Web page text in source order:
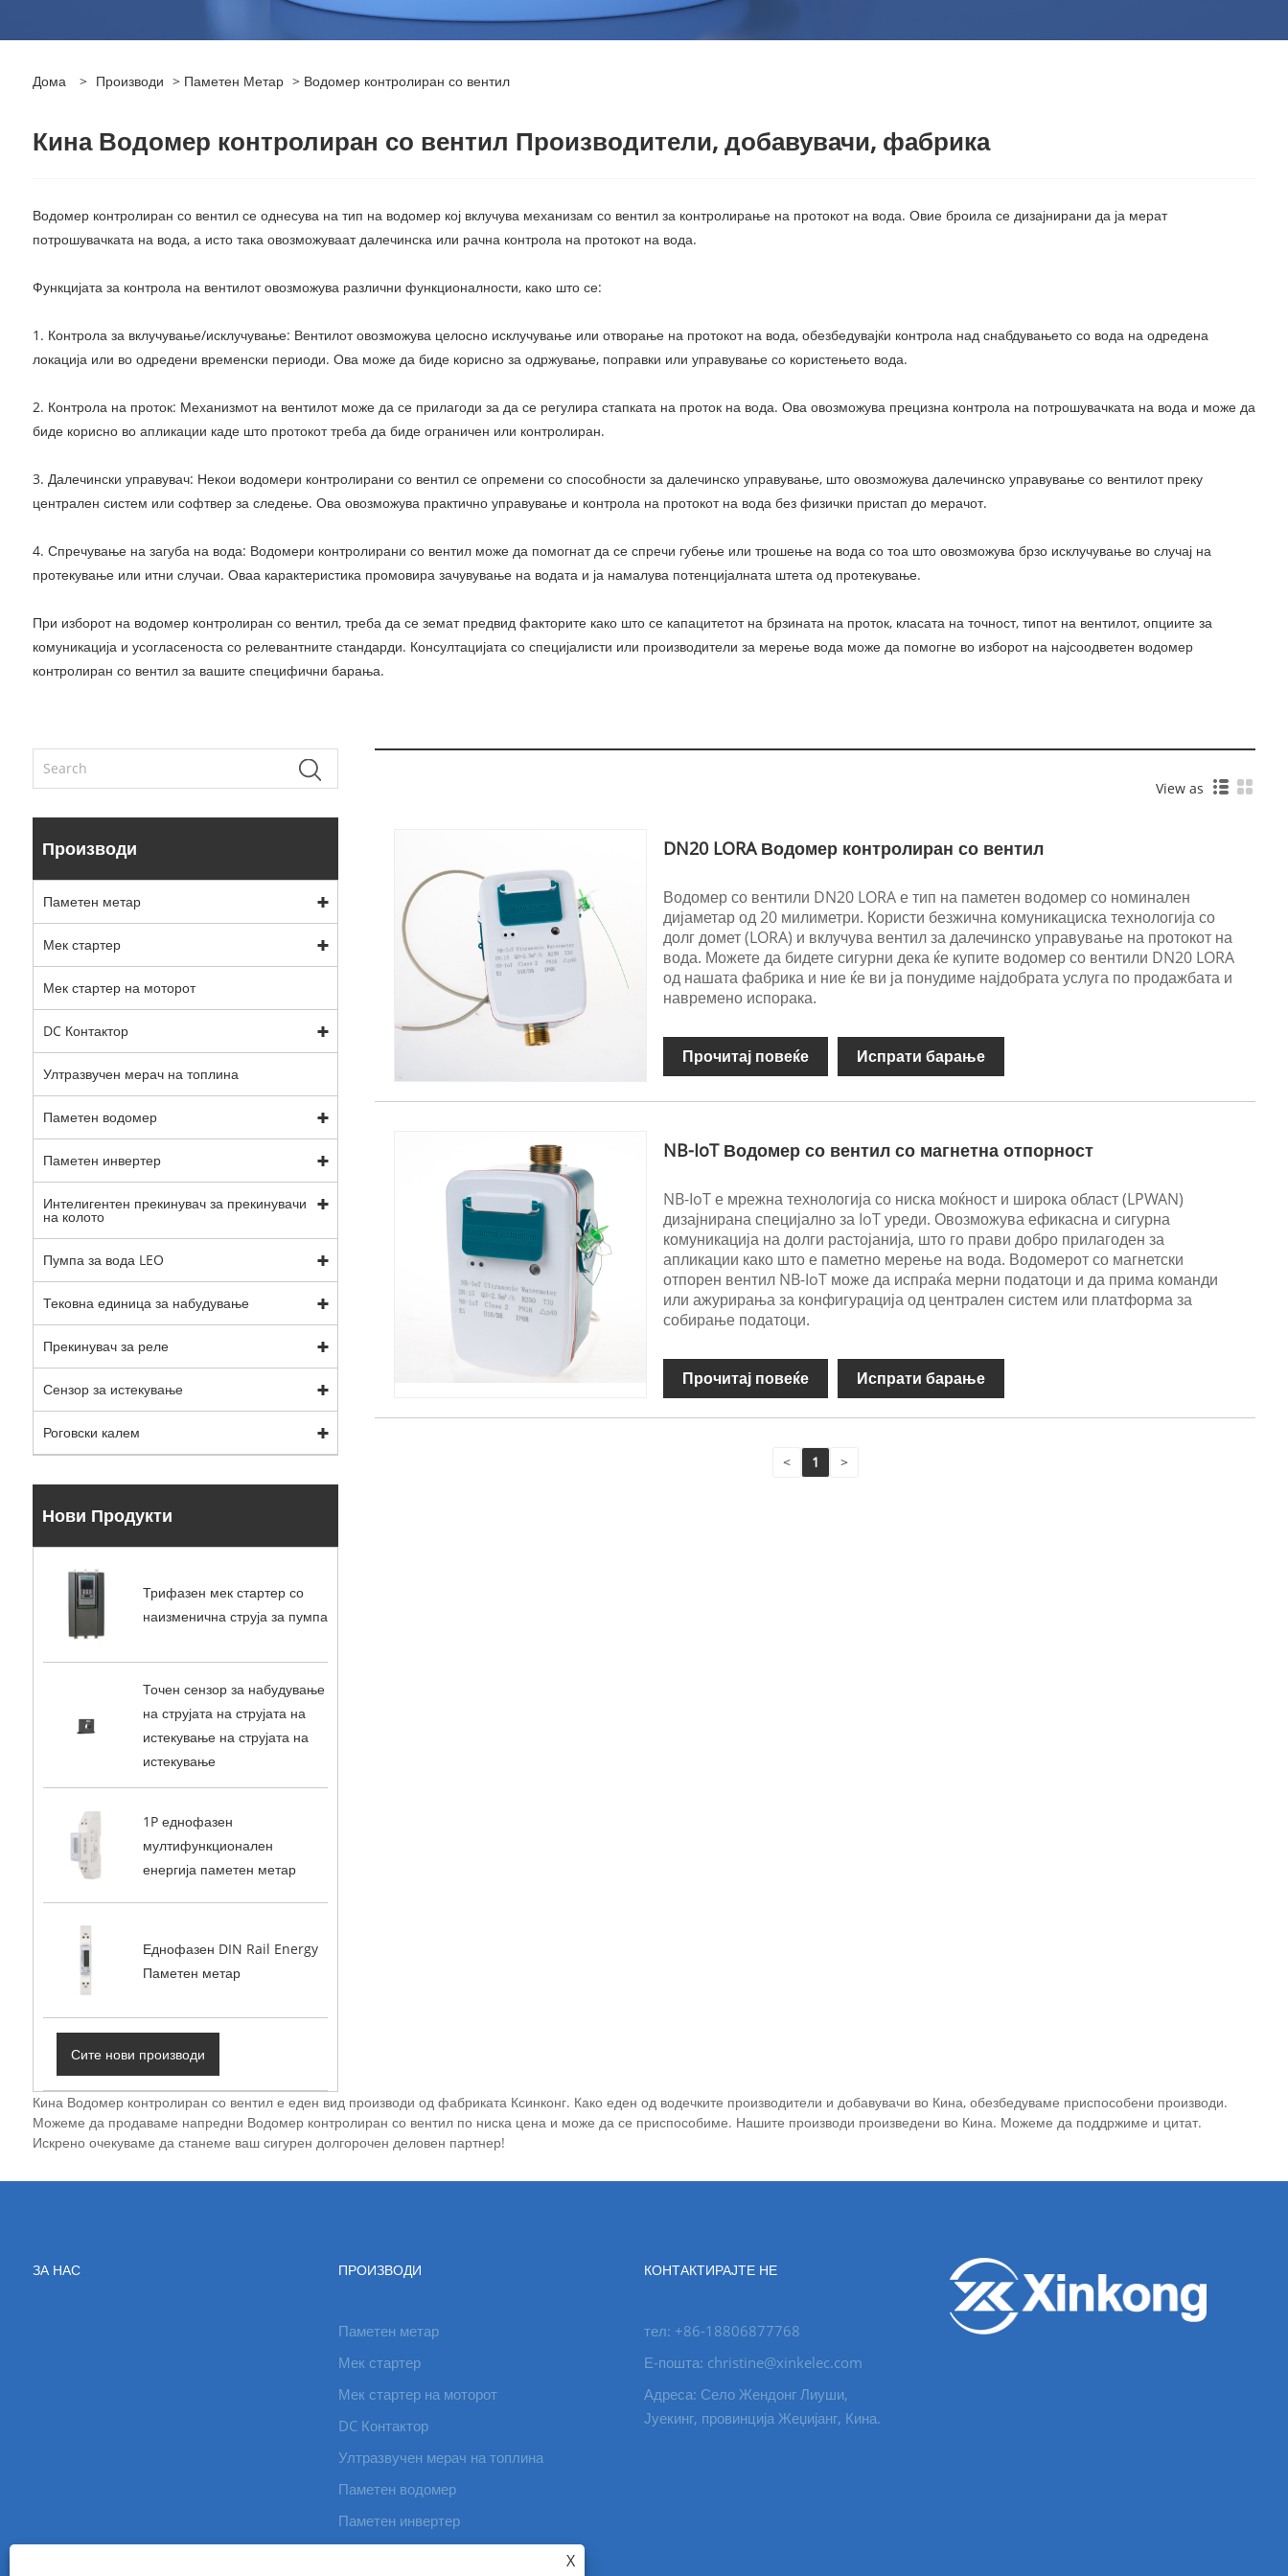
Дома > Производи > Паметен Метар > Водомер контролиран со вентил
Кина Водомер контролиран со вентил Производители, добавувачи, фабрика
Водомер контролиран со вентил се однесува на тип на водомер кој вклучува механизам со вентил за контролирање на протокот на вода. Овие броила се дизајнирани да ја мерат
потрошувачката на вода, а исто така овозможуваат далечинска или рачна контрола на протокот на вода.
Функцијата за контрола на вентилот овозможува различни функционалности, како што се:
1. Контрола за вклучување/исклучување: Вентилот овозможува целосно исклучување или отворање на протокот на вода, обезбедувајќи контрола над снабдувањето со вода на одредена
локација или во одредени временски периоди. Ова може да биде корисно за одржување, поправки или управување со користењето вода.
2. Контрола на проток: Механизмот на вентилот може да се прилагоди за да се регулира стапката на проток на вода. Ова овозможува прецизна контрола на потрошувачката на вода и може да
биде корисно во апликации каде што протокот треба да биде ограничен или контролиран.
3. Далечински управувач: Некои водомери контролирани со вентил се опремени со способности за далечинско управување, што овозможува далечинско управување со вентилот преку
централен систем или софтвер за следење. Ова овозможува практично управување и контрола на протокот на вода без физички пристап до мерачот.
4. Спречување на загуба на вода: Водомери контролирани со вентил може да помогнат да се спречи губење или трошење на вода со тоа што овозможува брзо исклучување во случај на
протекување или итни случаи. Оваа карактеристика промовира зачувување на водата и ја намалува потенцијалната штета од протекување.
При изборот на водомер контролиран со вентил, треба да се земат предвид факторите како што се капацитетот на брзината на проток, класата на точност, типот на вентилот, опциите за
комуникација и усогласеноста со релевантните стандарди. Консултацијата со специјалисти или производители за мерење вода може да помогне во изборот на најсоодветен водомер
контролиран со вентил за вашите специфични барања.
Производи
Паметен метар
Мек стартер
Мек стартер на моторот
DC Контактор
Ултразвучен мерач на топлина
Паметен водомер
Паметен инвертер
Интелигентен прекинувач за прекинувачи
на колото
Пумпа за вода LEO
Тековна единица за набудување
Прекинувач за реле
Сензор за истекување
Роговски калем
Нови Продукти
Трифазен мек стартер со
наизменична струја за пумпа
Точен сензор за набудување
на струјата на струјата на
истекување на струјата на
истекување
1P еднофазен
мултифункционален
енергија паметен метар
Еднофазен DIN Rail Energy
Паметен метар
Сите нови производи
View as
DN20 LORA Водомер контролиран со вентил
Водомер со вентили DN20 LORA е тип на паметен водомер со номинален
дијаметар од 20 милиметри. Користи безжична комуникациска технологија со
долг домет (LORA) и вклучува вентил за далечинско управување на протокот на
вода. Можете да бидете сигурни дека ќе купите водомер со вентили DN20 LORA
од нашата фабрика и ние ќе ви ја понудиме најдобрата услуга по продажбата и
навремено испорака.
Прочитај повеќе Испрати барање
NB-IoT Водомер со вентил со магнетна отпорност
NB-IoT е мрежна технологија со ниска моќност и широка област (LPWAN)
дизајнирана специјално за IoT уреди. Овозможува ефикасна и сигурна
комуникација на долги растојанија, што го прави добро прилагоден за
апликации како што е паметно мерење на вода. Водомерот со магнетски
отпорен вентил NB-IoT може да испраќа мерни податоци и да прима команди
или ажурирања за конфигурација од централен систем или платформа за
собирање податоци.
Прочитај повеќе Испрати барање
< 1 >
Кина Водомер контролиран со вентил е еден вид производи од фабриката Ксинконг. Како еден од водечките производители и добавувачи во Кина, обезбедуваме приспособени производи.
Можеме да продаваме напредни Водомер контролиран со вентил по ниска цена и може да се приспособиме. Нашите производи произведени во Кина. Можеме да поддржиме и цитат.
Искрено очекуваме да станеме ваш сигурен долгорочен деловен партнер!
ЗА НАС ПРОИЗВОДИ
Паметен метар
Мек стартер
Мек стартер на моторот
DC Контактор
Ултразвучен мерач на топлина
Паметен водомер
Паметен инвертер
КОНТАКТИРАЈТЕ НЕ
тел: +86-18806877768
Е-пошта: christine@xinkelec.com
Адреса: Село Жендонг Лиуши,
Јуекинг, провинција Жеџијанг, Кина.
X